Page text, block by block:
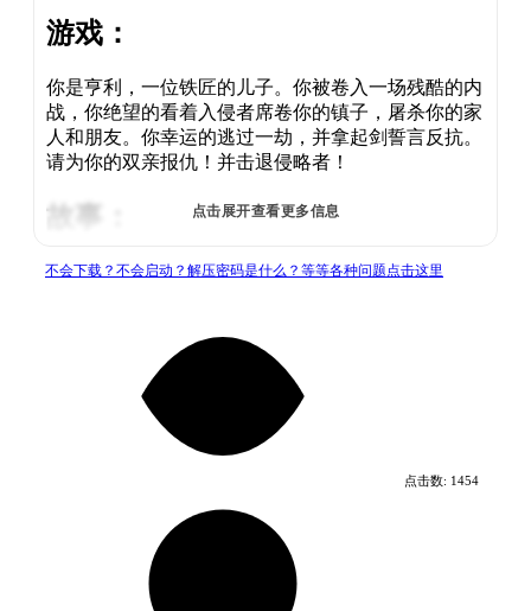
游戏：
你是亨利，一位铁匠的儿子。你被卷入一场残酷的内
战，你绝望的看着入侵者席卷你的镇子，屠杀你的家
人和朋友。你幸运的逃过一劫，并拿起剑誓言反抗。
请为你的双亲报仇！并击退侵略者！
故事：
波西米亚 - 坐落于欧洲的心脏，这片大地富有文化、
腐败与混乱，正在把这神圣罗马帝国的中心撕地支离
查理四世的儿子，瓦茨拉夫，继承了父王的王位。和
他的父王不同，瓦茨拉夫是一个幼稚的、放纵的而且
“红狐”西格斯蒙德，察觉到了他的懦弱。西格斯蒙德
佯装好意，开拔进驻波西米亚，并且挟持了国王瓦茨
拉夫。没了国王，西格斯蒙德得以自如地洗劫波西米
点击展开查看更多信息
不会下载？不会启动？解压密码是什么？等等各种问题点击这里
点击数: 1454